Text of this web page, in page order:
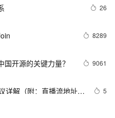
26
8289
开源的关键力量？ 9061
详解（附：直播流地址、
5